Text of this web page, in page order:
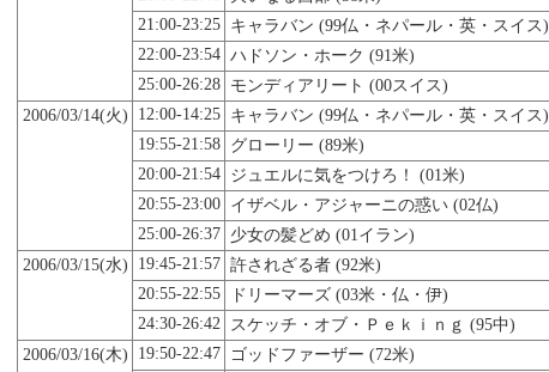
21:00-23:25
キャラバン (99仏・ネパール・英・スイス)
22:00-23:54 ハドソン・ホーク (91米)
25:00-26:28
モンディアリート (00スイス)
2006/03/14(火)
12:00-14:25 キャラバン (99仏・ネパール・英・スイス)
19:55-21:58
グローリー (89米)
20:00-21:54
ジュエルに気をつけろ！ (01米)
20:55-23:00
イザベル・アジャーニの惑い (02仏)
25:00-26:37
少女の髪どめ (01イラン)
2006/03/15(水) 19:45-21:57 許されざる者 (92米)
20:55-22:55
ドリーマーズ (03米・仏・伊)
24:30-26:42
スケッチ・オブ・Ｐｅｋｉｎｇ (95中)
2006/03/16(木)
19:50-22:47 ゴッドファーザー (72米)